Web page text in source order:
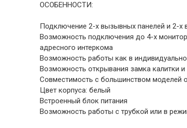
ОСОБЕННОСТИ:
Подключение 2-х вызывных панелей и 2-х
Возможность подключения до 4-х
адресного интеркома
Возможность работы как в
Возможность открывания замка калитки
Совместимость с большинством моделей
Цвет корпуса: белый
Встроенный блок питания
Возможность работы с трубкой или в